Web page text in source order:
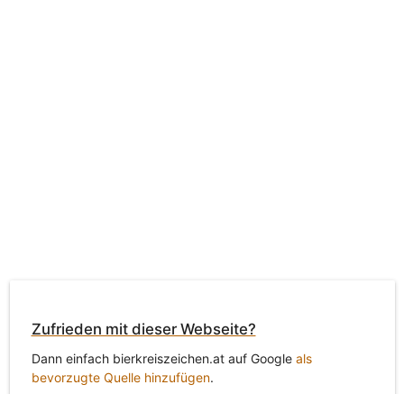
Zufrieden mit dieser Webseite?
Dann einfach bierkreiszeichen.at auf Google als
bevorzugte Quelle hinzufügen.